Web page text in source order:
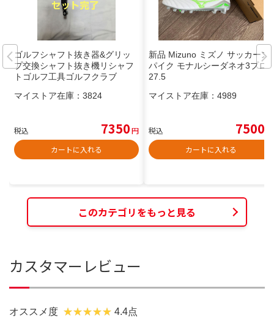
ゴルフシャフト抜き器&グリッ
プ交換シャフト抜き機リシャフ
トゴルフ工具ゴルフクラブ
マイストア在庫： 3824
税込 7350円
カートに入れる
新品 Mizuno ミズノ サッカース
パイク モナルシーダネオ3プロ
27.5
マイストア在庫： 4989
税込 7500
カートに入れる
このカテゴリをもっと見る
カスタマーレビュー
オススメ度 4.4点